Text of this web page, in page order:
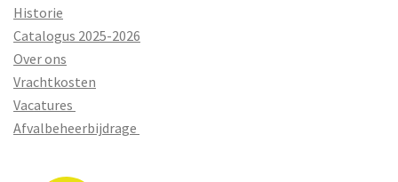
Historie
Catalogus 2025-2026
Over ons
Vrachtkosten
Vacatures
Afvalbeheerbijdrage